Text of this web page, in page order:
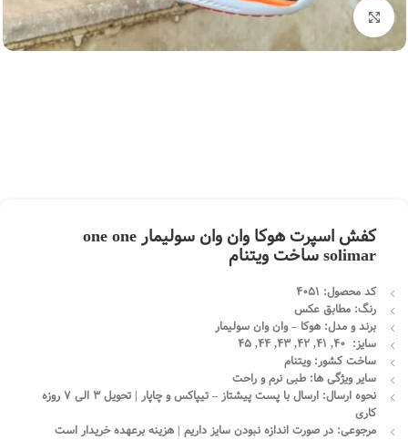
بزرگنمایی تصویر
کفش اسپرت هوکا وان وان سولیمار one one
solimar ساخت ویتنام
کد محصول: 4051
رنگ: مطابق عکس
برند و مدل: هوکا – وان وان سولیمار
سایز: 40, 41, 42, 43, 44, 45
ساخت کشور: ویتنام
سایر ویژگی ها: طبی نرم و راحت
نحوه ارسال: ارسال با پست پیشتاز – تیپاکس و چاپار | تحویل 3 الی 7 روزه
کاری
مرجوعی: در صورت اندازه نبودن سایز داریم | هزینه برعهده خریدار است